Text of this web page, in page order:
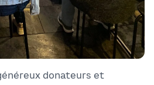
donateurs et